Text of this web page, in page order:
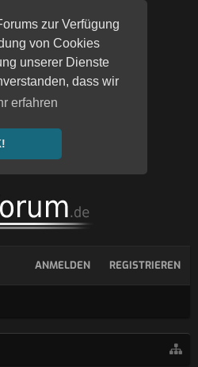
zur Verfügung
von Cookies
unserer Dienste
dass wir
erfahren
ANMELDEN REGISTRIEREN